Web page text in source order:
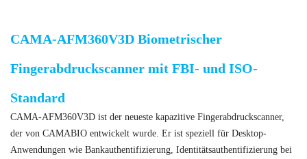
CAMA-AFM360V3D Biometrischer
Fingerabdruckscanner mit FBI- und ISO-
Standard
CAMA-AFM360V3D ist der neueste kapazitive Fingerabdruckscanner,
der von CAMABIO entwickelt wurde. Er ist speziell für Desktop-
Anwendungen wie Bankauthentifizierung, Identitätsauthentifizierung bei